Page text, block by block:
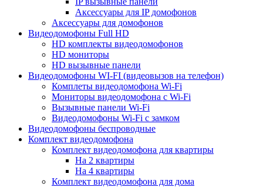
Аксессуары для IP домофонов
Аксессуары для домофонов
Видеодомофоны Full HD
HD комплекты видеодомофонов
HD мониторы
HD вызывные панели
Видеодомофоны WI-FI (видеовызов на телефон)
Комплеты видеодомофона Wi-Fi
Мониторы видеодомофона с Wi-Fi
Вызывные панели Wi-Fi
Видеодомофоны Wi-Fi с замком
Видеодомофоны беспроводные
Комплект видеодомофона
Комплект видеодомофона для квартиры
На 2 квартиры
На 4 квартиры
Комплект видеодомофона для дома